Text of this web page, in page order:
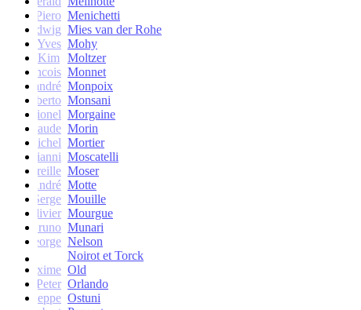
Piero Menichetti
Ludwig Mies van der Rohe
Yves Mohy
Kim
Moltzer
Francois Monnet
andré Monpoix
Roberto Monsani
Lionel Morgaine
Claude Morin
Michel Mortier
Gianni Moscatelli
Mireille Moser
André Motte
Serge Mouille
Olivier Mourgue
Bruno Munari
George Nelson
Noirot et Torck
Maxime Old
Peter Orlando
Giuseppe Ostuni